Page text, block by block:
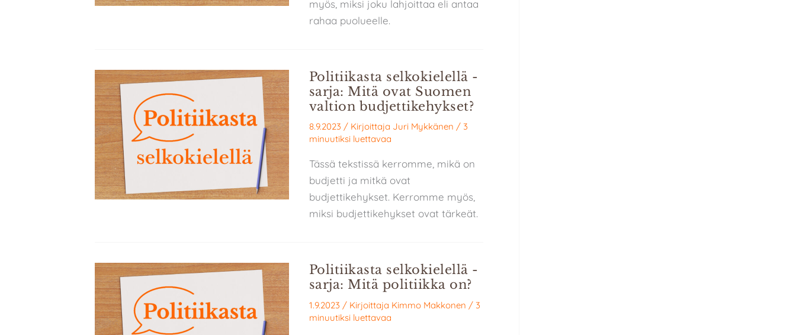
myös, miksi joku lahjoittaa eli antaa
rahaa puolueelle.
Politiikasta selkokielellä -
sarja: Mitä ovat Suomen
valtion budjettikehykset?
8.9.2023 / Kirjoittaja Juri Mykkänen / 3
minuutiksi luettavaa
Tässä tekstissä kerromme, mikä on
budjetti ja mitkä ovat
budjettikehykset. Kerromme myös,
miksi budjettikehykset ovat tärkeät.
Politiikasta selkokielellä -
sarja: Mitä politiikka on?
1.9.2023 / Kirjoittaja Kimmo Makkonen / 3
minuutiksi luettavaa